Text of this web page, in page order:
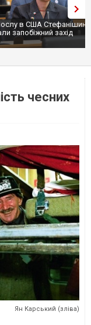
в США Стефанішиній
запобіжний захід
чесних
Ян Карський (зліва)